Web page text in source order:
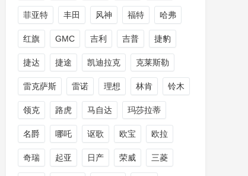
菲亚特 丰田 风神 福特 哈弗
红旗 GMC 吉利 吉普 捷豹
捷达 捷途 凯迪拉克 克莱斯勒
雷克萨斯 雷诺 理想 林肯 铃木
领克 路虎 马自达 玛莎拉蒂
名爵 哪吒 讴歌 欧宝 欧拉
奇瑞 起亚 日产 荣威 三菱